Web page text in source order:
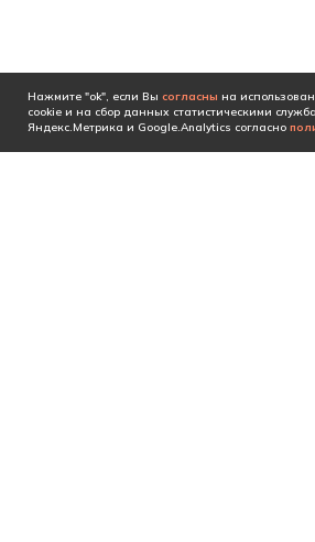
Нажмите "ok", если Вы согласны на
cookie и на сбор данных статистическими
Яндекс.Метрика и Google.Analytics согласно